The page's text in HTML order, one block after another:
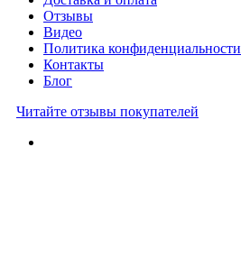
Отзывы
Видео
Политика конфиденциальности
Контакты
Блог
Читайте отзывы покупателей